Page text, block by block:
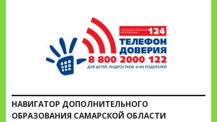
НАВИГАТОР ДОПОЛНИТЕЛЬНОГО
ОБРАЗОВАНИЯ САМАРСКОЙ ОБЛАСТИ